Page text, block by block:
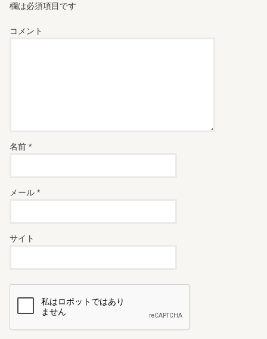
欄は必須項目です
コメント
名前*
メール*
サイト